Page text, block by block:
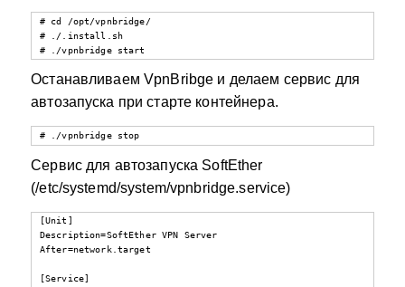
# cd /opt/vpnbridge/
# ./.install.sh
# ./vpnbridge start
Останавливаем VpnBribge и делаем сервис для
автозапуска при старте контейнера.
# ./vpnbridge stop
Сервис для автозапуска SoftEther
(/etc/systemd/system/vpnbridge.service)
[Unit]
Description=SoftEther VPN Server
After=network.target
[Service]